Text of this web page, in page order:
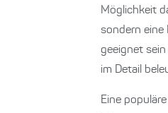
Möglichkeit
sondern eine
geeignet
im Detail
Eine